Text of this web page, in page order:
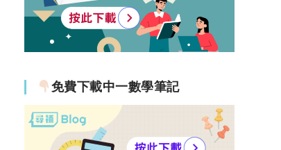
免費下載中一數學筆記